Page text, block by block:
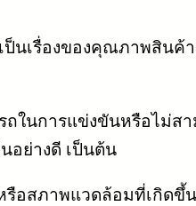
นเรื่องของคุณภาพสินค้
นการแข่งขันหรือไม่ส
อย่างดี เป็นต้น
สภาพแวดล้อมที่เกิดขึ้